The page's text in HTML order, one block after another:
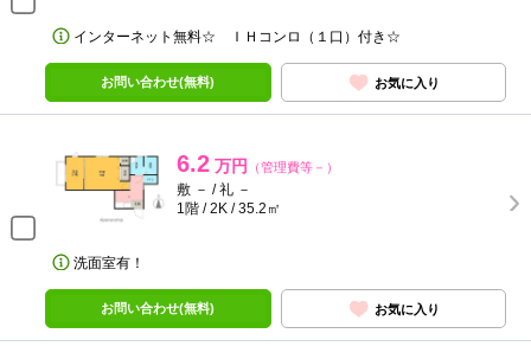
インターネット無料☆ ＩＨコンロ（１口）付き☆
お問い合わせ(無料) お気に入り
6.2 万円 （管理費等－）
敷 － / 礼 －
1階 / 2K / 35.2㎡
洗面室有！
お問い合わせ(無料) お気に入り